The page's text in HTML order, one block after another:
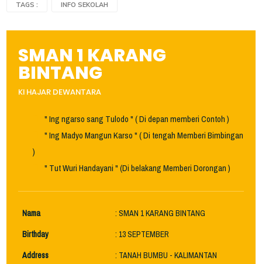
TAGS : INFO SEKOLAH
SMAN 1 KARANG
BINTANG
KI HAJAR DEWANTARA
" Ing ngarso sang Tulodo " ( Di depan memberi Contoh )
" Ing Madyo Mangun Karso " ( Di tengah Memberi Bimbingan
)
" Tut Wuri Handayani " (Di belakang Memberi Dorongan )
Nama
: SMAN 1 KARANG BINTANG
Birthday
: 13 SEPTEMBER
Address
: TANAH BUMBU - KALIMANTAN